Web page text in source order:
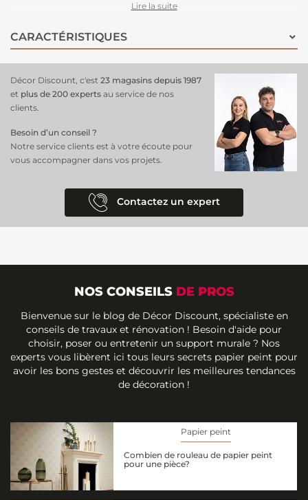
Parfait pour un salon, une chambre ou un espace de vie, il apporte un
appliquant simplement la colle sur le mur et garantit une grande
durabilité. Cepapier peintest idéal pour ceux qui recherchent une
Lire la suite
CARACTÉRISTIQUES
Décor Discount, c'est 23 magasins depuis 1987
et plus de 200 experts au service de nos
clients.
Besoin d’un conseil ?
Notre service clients est à votre écoute pour
vous accompagner dans vos projets.
Contactez un expert
NOS CONSEILS DE PROS
Bienvenue sur le blog de Décor Discount, spécialiste en
conseils de travaux et rénovation ! Besoin d'aide pour
choisir, poser ou entretenir un support murale ? Nos
experts vous libèrent ici tous leurs secrets papier peint pour
avoir les bons gestes et découvrir les meilleures tendances
de décoration !
Papier peint
Combien de rouleau de papier peint
pour une pièce?